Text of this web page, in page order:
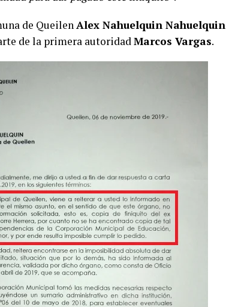
de QueilenAlex Nahuelquin Nahuelquin
de la primera autoridadMarcos Vargas.